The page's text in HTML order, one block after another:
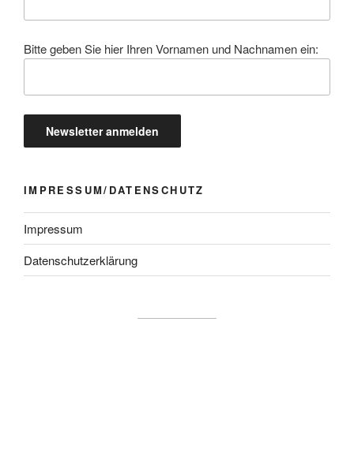
Bitte geben Sie hier Ihren Vornamen und Nachnamen ein:
IMPRESSUM/DATENSCHUTZ
Impressum
Datenschutzerklärung